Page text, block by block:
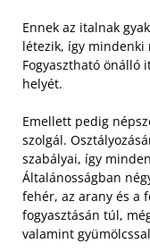
Ennek az italnak
létezik, így mindenki
Fogyasztható önálló
helyét.
Emellett pedig
szolgál.
szabályai, így
Általánosságban
fehér, az arany és a
fogyasztásán túl,
valamint